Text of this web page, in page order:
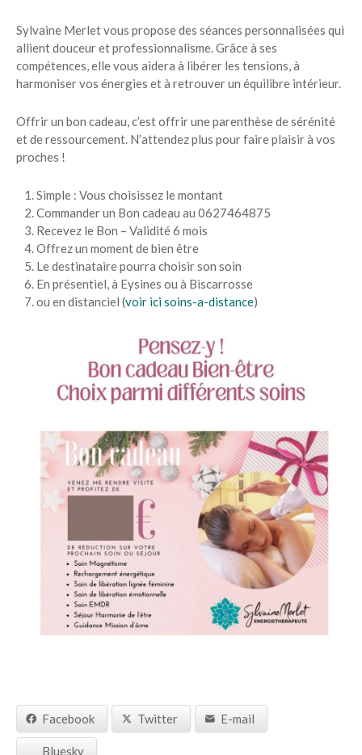
Sylvaine Merlet vous propose des séances personnalisées qui
allient douceur et professionnalisme. Grâce à ses
compétences, elle vous aidera à libérer les tensions, à
harmoniser vos énergies et à retrouver un équilibre intérieur.
Offrir un bon cadeau, c’est offrir une parenthèse de sérénité
et de ressourcement. N’attendez plus pour faire plaisir à vos
proches !
Simple : Vous choisissez le montant
Commander un Bon cadeau au 0627464875
Recevez le Bon – Validité 6 mois
Offrez un moment de bien être
Le destinataire pourra choisir son soin
En présentiel, à Eysines ou à Biscarrosse
ou en distanciel (voir ici soins-a-distance)
Facebook Twitter E-mail
Bluesky